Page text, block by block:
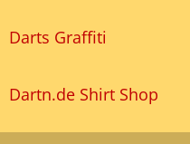
Darts Graffiti
Dartn.de Shirt Shop